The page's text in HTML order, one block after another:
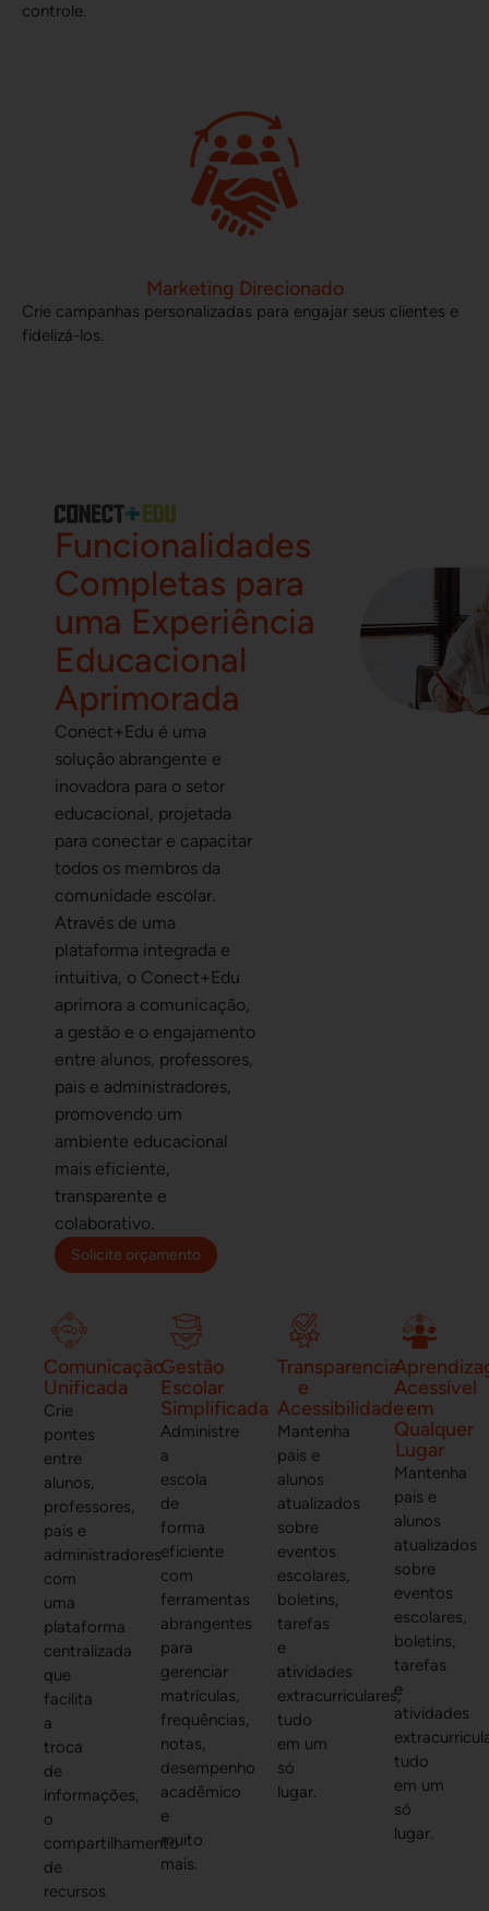
controle.
Marketing Direcionado
Crie campanhas personalizadas para engajar seus clientes e
fidelizá-los.
Funcionalidades
Completas para
uma Experiência
Educacional
Aprimorada
Conect+Edu é uma
solução abrangente e
inovadora para o setor
educacional, projetada
para conectar e capacitar
todos os membros da
comunidade escolar.
Através de uma
plataforma integrada e
intuitiva, o Conect+Edu
aprimora a comunicação,
a gestão e o engajamento
entre alunos, professores,
pais e administradores,
promovendo um
ambiente educacional
mais eficiente,
transparente e
colaborativo.
Solicite orçamento
Comunicação
Unificada
Crie
pontes
entre
alunos,
professores,
pais e
administradores
com
uma
plataforma
centralizada
que
facilita
a
troca
de
informações,
o
compartilhamento
de
recursos
Gestão
Escolar
Simplificada
Administre
a
escola
de
forma
eficiente
com
ferramentas
abrangentes
para
gerenciar
matrículas,
frequências,
notas,
desempenho
acadêmico
e
muito
mais.
Transparencia
e
Acessibilidade
Mantenha
pais e
alunos
atualizados
sobre
eventos
escolares,
boletins,
tarefas
e
atividades
extracurriculares,
tudo
em um
só
lugar.
Acessível
em
Qualquer
Lugar
Mantenha
pais e
alunos
atualizados
sobre
eventos
escolares,
boletins,
tarefas
e
atividades
tudo
em um
só
lugar.